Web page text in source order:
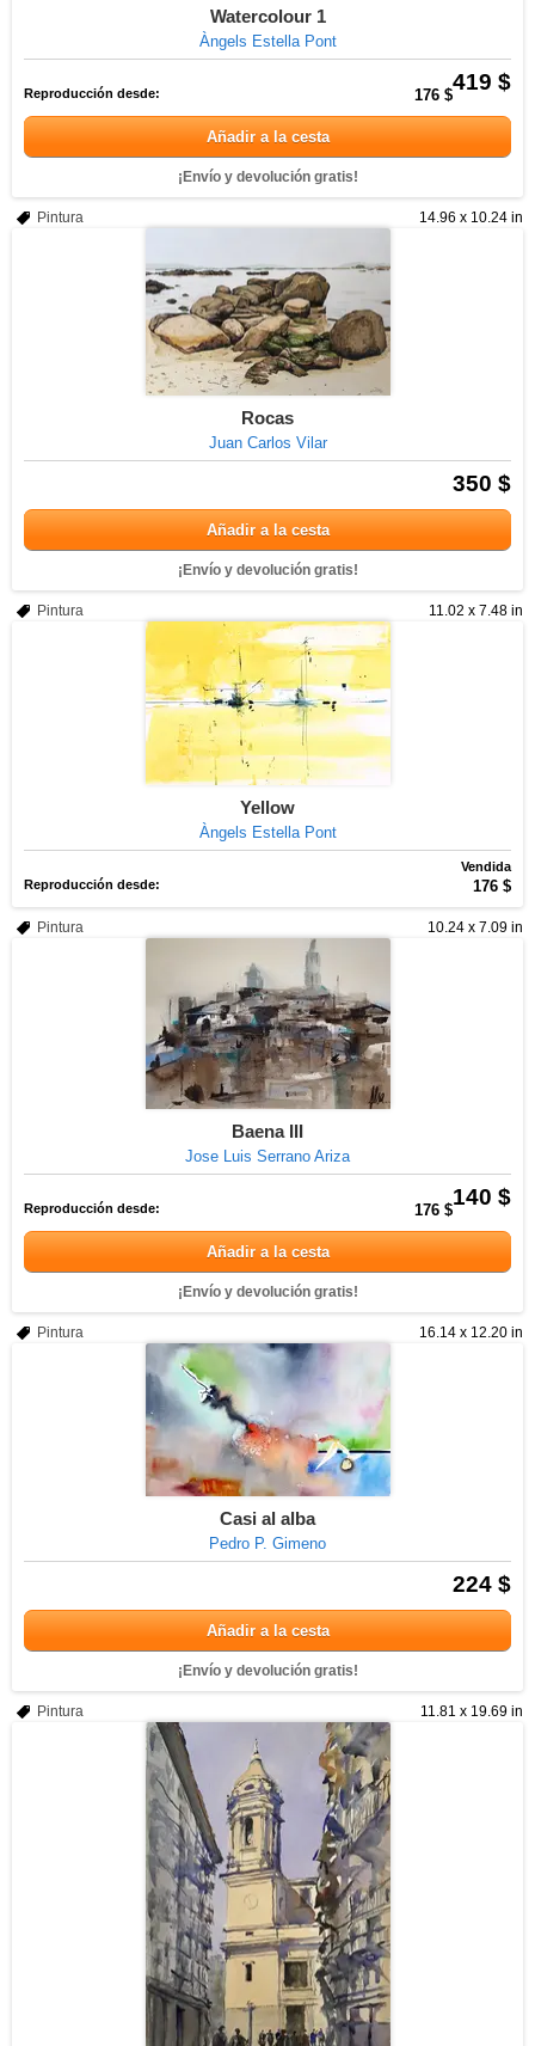
Watercolour 1
Àngels Estella Pont
419 $
Reproducción desde: 176 $
Añadir a la cesta
¡Envío y devolución gratis!
14.96 x 10.24 in
Pintura
Rocas
Juan Carlos Vilar
350 $
Añadir a la cesta
¡Envío y devolución gratis!
11.02 x 7.48 in
Pintura
Yellow
Àngels Estella Pont
Vendida
Reproducción desde:
176 $
10.24 x 7.09 in
Pintura
Baena III
Jose Luis Serrano Ariza
140 $
Reproducción desde: 176 $
Añadir a la cesta
¡Envío y devolución gratis!
16.14 x 12.20 in
Pintura
Casi al alba
Pedro P. Gimeno
224 $
Añadir a la cesta
¡Envío y devolución gratis!
11.81 x 19.69 in
Pintura